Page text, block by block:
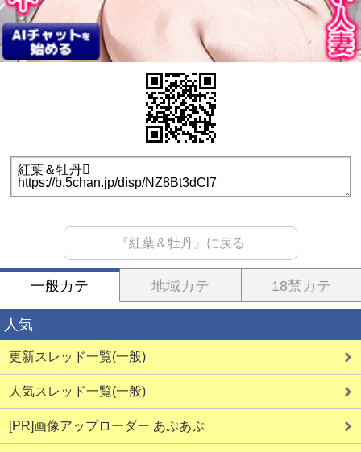
『紅葉＆牡丹』に戻る
一般カテ 地域カテ 18禁カテ
人気
更新スレッド一覧(一般)
人気スレッド一覧(一般)
[PR]画像アップローダー あぷあぷ